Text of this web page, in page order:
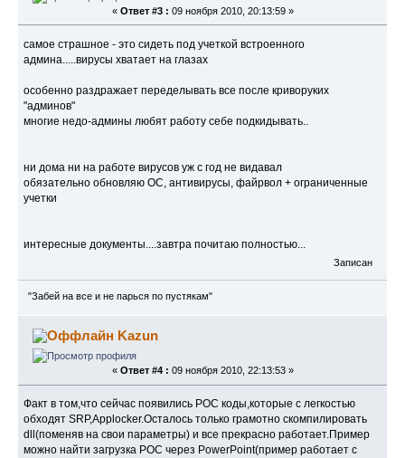
« Ответ #3 : 09 ноября 2010, 20:13:59 »
самое страшное - это сидеть под учеткой встроенного
админа.....вирусы хватает на глазах
особенно раздражает переделывать все после криворуких
"админов"
многие недо-админы любят работу себе подкидывать..
ни дома ни на работе вирусов уж с год не видавал
обязательно обновляю ОС, антивирусы, файрвол + ограниченные
учетки
интересные документы....завтра почитаю полностью...
Записан
"Забей на все и не парься по пустякам"
Kazun
« Ответ #4 : 09 ноября 2010, 22:13:53 »
Факт в том,что сейчас появились POC коды,которые с легкостью
обходят SRP,Applocker.Осталось только грамотно скомпилировать
dll(поменяв на свои параметры) и все прекрасно работает.Пример
можно найти загрузка POC через PowerPoint(пример работает с